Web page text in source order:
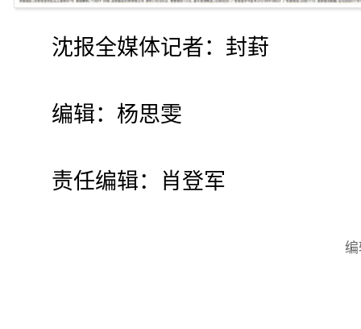
沈报全媒体记者：封葑
编辑：杨思雯
责任编辑：肖登军